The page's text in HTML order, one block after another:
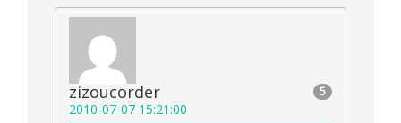
5
zizoucorder
2010-07-07 15:21:00